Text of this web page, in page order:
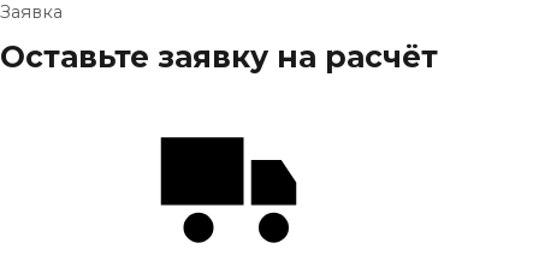
Заявка
Оставьте заявку на расчёт